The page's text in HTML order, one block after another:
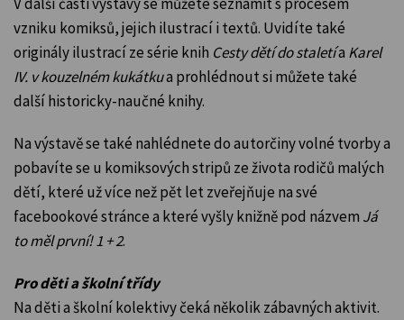
vzniku komiksů, jejich ilustrací i textů. Uvidíte také
originály ilustrací ze série knih Cesty dětí do staletía Karel
IV. v kouzelném kukátkua prohlédnout si můžete také
další historicky-naučné knihy.
Na výstavě se také nahlédnete do autorčiny volné tvorby a
pobavíte se u komiksových stripů ze života rodičů malých
dětí, které už více než pět let zveřejňuje na své
facebookové stránce a které vyšly knižně pod názvem Já
to měl první! 1 + 2.
Pro děti a školní třídy
Na děti a školní kolektivy čeká několik zábavných aktivit.